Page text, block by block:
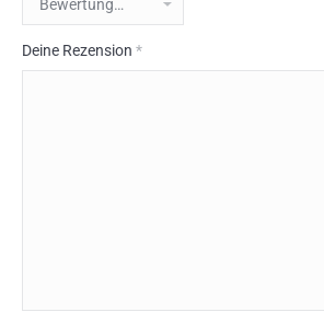
Deine Rezension *